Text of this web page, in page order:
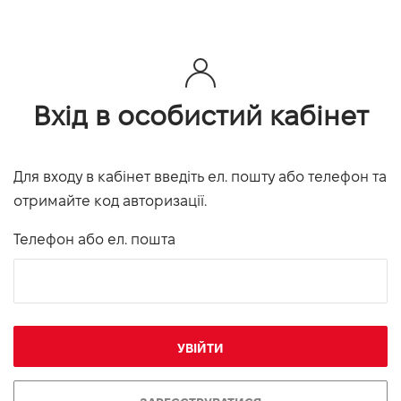
Вхід в особистий кабінет
Для входу в кабінет введіть ел. пошту або телефон та
отримайте код авторизації.
Телефон або ел. пошта
УВІЙТИ